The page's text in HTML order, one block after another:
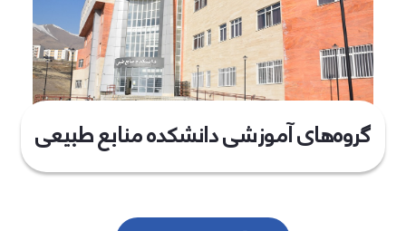
گروه‌های آموزشی دانشکده منابع طبیعی